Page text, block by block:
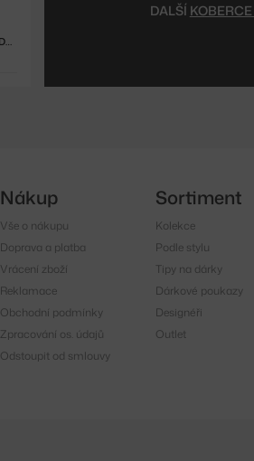
KOBEREC KELIM RUG LAY MEDIUM
DALŠÍ
Nákup
Vše o nákupu
Doprava a platba
Vrácení zboží
Reklamace
Obchodní podmínky
Zpracování os. údajů
Odstoupit od smlouvy
Sortiment
Kolekce
Podle stylu
Tipy na dárky
Dárkové poukazy
Designéři
Outlet